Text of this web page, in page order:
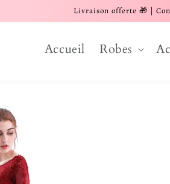
Livraison offerte 🎁 |
Accueil Robes